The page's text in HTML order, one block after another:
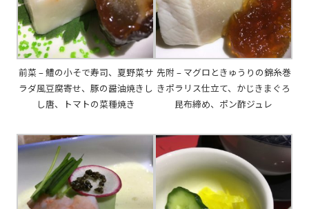
前菜 – 鱧の小そで寿司、夏野菜サ
ラダ風豆腐寄せ、豚の醤油焼きし
し唐、トマトの菜種焼き
先附 – マグロときゅうりの錦糸巻
きポラリス仕立て、かじきまぐろ
昆布締め、ポン酢ジュレ